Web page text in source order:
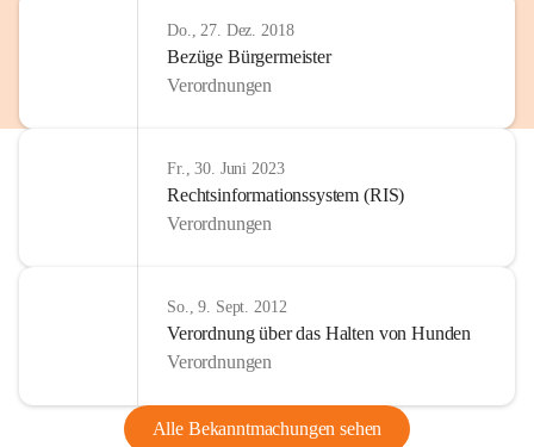
Do., 27. Dez. 2018
Bezüge Bürgermeister
Verordnungen
Fr., 30. Juni 2023
Rechtsinformationssystem (RIS)
Verordnungen
So., 9. Sept. 2012
Verordnung über das Halten von Hunden
Verordnungen
Alle Bekanntmachungen sehen